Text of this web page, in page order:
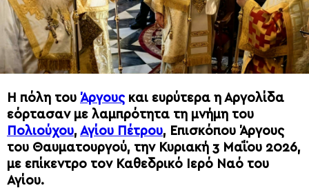
Η πόλη του Άργους και ευρύτερα η Αργολίδα
εόρτασαν με λαμπρότητα τη μνήμη του
Πολιούχου, Αγίου Πέτρου, Επισκόπου Άργους
του Θαυματουργού, την Κυριακή 3 Μαΐου 2026,
με επίκεντρο τον Καθεδρικό Ιερό Ναό του
Αγίου.